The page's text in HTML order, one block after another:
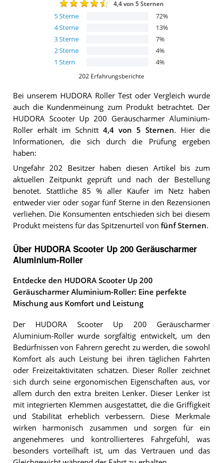
4,4von 5 Sternen
5Sterne 72%
4Sterne 13%
3Sterne 7%
2Sterne 4%
1 Stern 4%
202 Erfahrungsberichte
Bei unserem HUDORA RollerTest oder Vergleich wurde
auch die Kundenmeinung zum Produkt betrachtet. Der
HUDORA Scooter Up 200 Geräuscharmer Aluminium-
Rollererhält im Schnitt 4,4von 5 Sternen. Hier die
Informationen, die sich durch die Prüfung ergeben
haben:
Ungefähr 202 Besitzer haben diesen Artikel bis zum
aktuellen Zeitpunkt geprüft und nach der Bestellung
benotet. Stattliche 85 % aller Käufer im Netz haben
entweder vier oder sogar fünf Sterne in den Rezensionen
verliehen. Die Konsumenten entschieden sich bei diesem
Produkt meistens für das Spitzenurteil von fünf Sternen.
Über HUDORA Scooter Up 200 Geräuscharmer
Aluminium-Roller
Entdecke den HUDORA Scooter Up 200
Geräuscharmer Aluminium-Roller: Eine perfekte
Mischung aus Komfort und Leistung
Der HUDORA Scooter Up 200 Geräuscharmer
Aluminium-Roller wurde sorgfältig entwickelt, um den
Bedürfnissen von Fahrern gerecht zu werden, die sowohl
Komfort als auch Leistung bei ihren täglichen Fahrten
oder Freizeitaktivitäten schätzen. Dieser Roller zeichnet
sich durch seine ergonomischen Eigenschaften aus, vor
allem durch den extra breiten Lenker. Dieser Lenker ist
mit integrierten Klemmen ausgestattet, die die Griffigkeit
und Stabilität erheblich verbessern. Diese Merkmale
wirken harmonisch zusammen und sorgen für ein
angenehmeres und kontrollierteres Fahrgefühl, was
besonders vorteilhaft ist, um das Vertrauen und das